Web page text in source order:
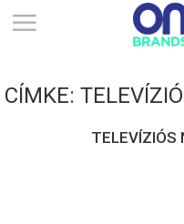
ONBRANDS
CÍMKE:
TELEVÍZIÓS